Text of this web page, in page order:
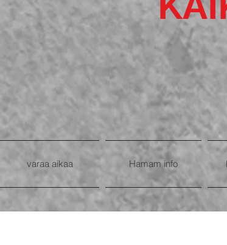
varaa aikaa Hamam info